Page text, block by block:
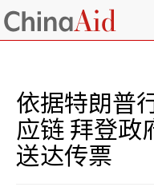
依据特朗普
应链 拜登政
送达传票